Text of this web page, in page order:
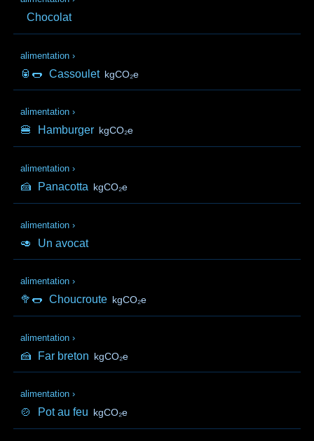
Chocolat
alimentation ›
🥫🌭 Cassoulet kgCO₂e
alimentation ›
🍔 Hamburger kgCO₂e
alimentation ›
🍰 Panacotta kgCO₂e
alimentation ›
🥑 Un avocat
alimentation ›
🥦🌭 Choucroute kgCO₂e
alimentation ›
🍰 Far breton kgCO₂e
alimentation ›
🍲 Pot au feu kgCO₂e